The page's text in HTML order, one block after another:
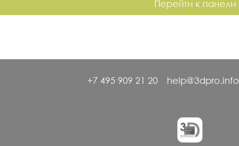
Перейти к панели
+7 495 909 21 20 help@3dpro.info